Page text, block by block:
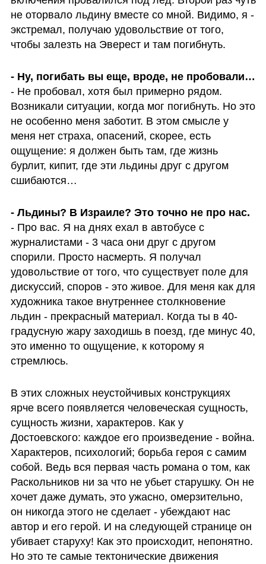
не оторвало льдину вместе со мной. Видимо, я -
экстремал, получаю удовольствие от того,
чтобы залезть на Эверест и там погибнуть.
- Ну, погибать вы еще, вроде, не пробовали…
- Не пробовал, хотя был примерно рядом.
Возникали ситуации, когда мог погибнуть. Но это
не особенно меня заботит. В этом смысле у
меня нет страха, опасений, скорее, есть
ощущение: я должен быть там, где жизнь
бурлит, кипит, где эти льдины друг с другом
сшибаются…
- Льдины? В Израиле? Это точно не про нас.
- Про вас. Я на днях ехал в автобусе с
журналистами - 3 часа они друг с другом
спорили. Просто насмерть. Я получал
удовольствие от того, что существует поле для
дискуссий, споров - это живое. Для меня как для
художника такое внутреннее столкновение
льдин - прекрасный материал. Когда ты в 40-
градусную жару заходишь в поезд, где минус 40,
это именно то ощущение, к которому я
стремлюсь.
В этих сложных неустойчивых конструкциях
ярче всего появляется человеческая сущность,
сущность жизни, характеров. Как у
Достоевского: каждое его произведение - война.
Характеров, психологий; борьба героя с самим
собой. Ведь вся первая часть романа о том, как
Раскольников ни за что не убьет старушку. Он не
хочет даже думать, это ужасно, омерзительно,
он никогда этого не сделает - убеждают нас
автор и его герой. И на следующей странице он
убивает старуху! Как это происходит, непонятно.
Но это те самые тектонические движения